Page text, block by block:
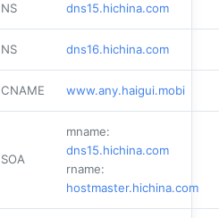
NS dns15.hichina.com
NS dns16.hichina.com
CNAME www.any.haigui.mobi
SOA
mname:
dns15.hichina.com
rname:
hostmaster.hichina.com